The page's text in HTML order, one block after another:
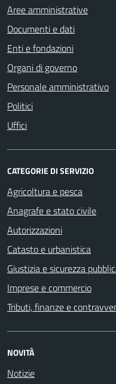
Aree amministrative
Documenti e dati
Enti e fondazioni
Organi di governo
Personale amministrativo
Politici
Uffici
CATEGORIE DI SERVIZIO
Agricoltura e pesca
Anagrafe e stato civile
Autorizzazioni
Catasto e urbanistica
Giustizia e sicurezza
Imprese e commercio
Tributi, finanze e
NOVITÀ
Notizie